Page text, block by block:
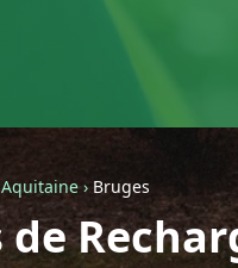
› Bruges